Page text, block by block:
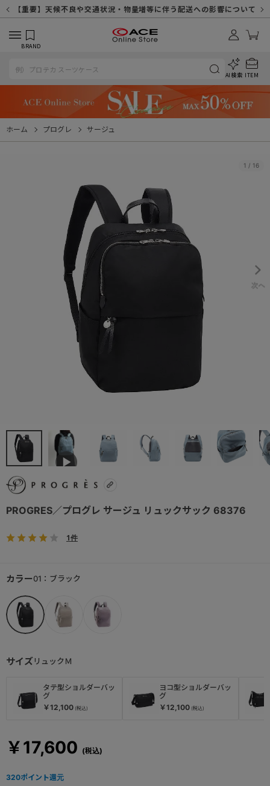
【重要】8/11（火・祝）休業及び配送スケジュールについて
【重要】令和８年熊本地震に伴う配送への影響について
【重要】納品書・領収書ペーパーレス化（電子化）のお知らせ
【重要】天候不良や交通状況・物量増等に伴う配送への影響について
【重要】悪質な詐欺サイトにご注意ください
【重要】各種メールが届かない場合に関しまして
【重要】お問い合わせのご対応に関しまして
【重要】SNSのなりすまし詐欺にご注意ください
BRAND
AI検索 ITEM
ホーム プログレ サージュ
1 / 16
PROGRES／プログレ サージュ リュックサック 68376
1件
￥17,600
サイズリュックＭ
タテ型ショルダーバッ
グ
￥12,100
ヨコ型ショルダーバッ
グ
￥12,100
カラー01：ブラック
320ポイント還元